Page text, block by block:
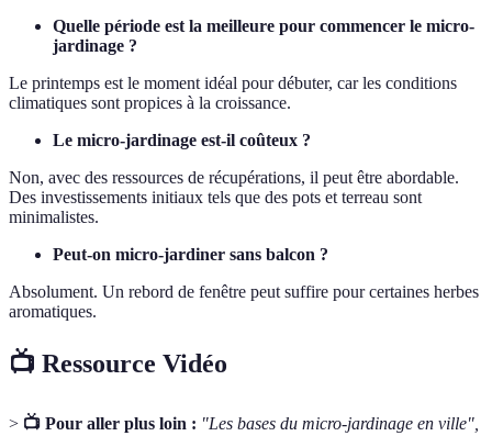
Quelle période est la meilleure pour commencer le micro-
jardinage ?
Le printemps est le moment idéal pour débuter, car les conditions
climatiques sont propices à la croissance.
Le micro-jardinage est-il coûteux ?
Non, avec des ressources de récupérations, il peut être abordable.
Des investissements initiaux tels que des pots et terreau sont
minimalistes.
Peut-on micro-jardiner sans balcon ?
Absolument. Un rebord de fenêtre peut suffire pour certaines herbes
aromatiques.
📺 Ressource Vidéo
> 📺 Pour aller plus loin : "Les bases du micro-jardinage en ville",